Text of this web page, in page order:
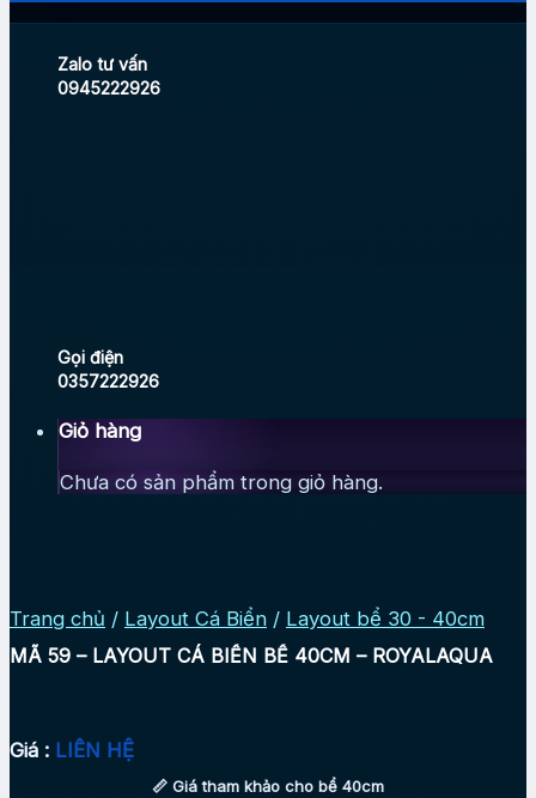
Zalo tư vấn
0945222926
Gọi điện
0357222926
Giỏ hàng
Chưa có sản phẩm trong giỏ hàng.
Trang chủ / Layout Cá Biển / Layout bể 30 - 40cm
MÃ 59 – LAYOUT CÁ BIỂN BỂ 40CM – ROYALAQUA
Giá : LIÊN HỆ
📏 Giá tham khảo cho bể 40cm